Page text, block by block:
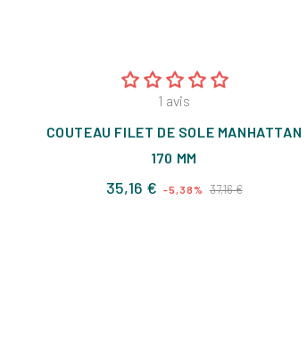
1 avis
COUTEAU FILET DE SOLE MANHATTAN
170 MM
35,16 € Prix
-5,38% 37,16 €Prix